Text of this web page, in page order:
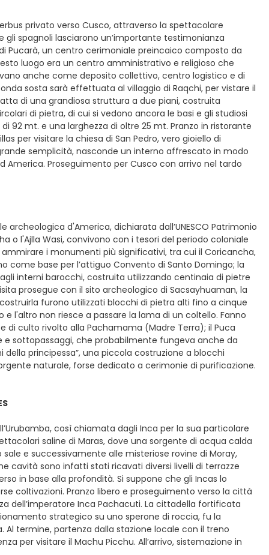
privato verso Cusco, attraverso la spettacolare
gli spagnoli lasciarono un’importante testimonianza
Pucarà, un centro cerimoniale preincaico composto da
luogo era un centro amministrativo e religioso che
anche come deposito collettivo, centro logistico e di
sosta sarà effettuata al villaggio di Raqchi, per vistare il
di una grandiosa struttura a due piani, costruita
di pietra, di cui si vedono ancora le basi e gli studiosi
92 mt. e una larghezza di oltre 25 mt. Pranzo in ristorante
per visitare la chiesa di San Pedro, vero gioiello di
semplicità, nasconde un interno affrescato in modo
Proseguimento per Cusco con arrivo nel tardo
d'America, dichiarata dall’UNESCO Patrimonio
o l'Ajlla Wasi, convivono con i tesori del periodo coloniale
i monumenti più significativi, tra cui il Coricancha,
come base per l’attiguo Convento di Santo Domingo; la
interni barocchi, costruita utilizzando centinaia di pietre
prosegue con il sito archeologico di Sacsayhuaman, la
furono utilizzati blocchi di pietra alti fino a cinque
l'altro non riesce a passare la lama di un coltello. Fanno
di culto rivolto alla Pachamama (Madre Terra); il Puca
e sottopassaggi, che probabilmente fungeva anche da
della principessa”, una piccola costruzione a blocchi
naturale, forse dedicato a cerimonie di purificazione.
così chiamata dagli Inca per la sua particolare
saline di Maras, dove una sorgente di acqua calda
e successivamente alle misteriose rovine di Moray,
cavità sono infatti stati ricavati diversi livelli di terrazze
in base alla profondità. Si suppone che gli Incas lo
coltivazioni. Pranzo libero e proseguimento verso la città
dell’imperatore Inca Pachacuti. La cittadella fortificata
strategico su uno sperone di roccia, fu la
termine, partenza dalla stazione locale con il treno
per visitare il Machu Picchu. All’arrivo, sistemazione in